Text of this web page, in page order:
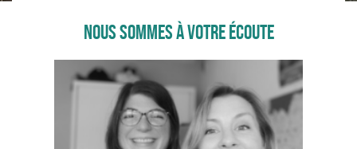
NOUS SOMMES À VOTRE ÉCOUTE